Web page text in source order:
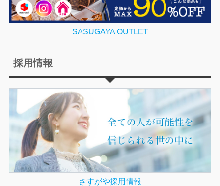
SASUGAYA OUTLET
採用情報
さすがや採用情報